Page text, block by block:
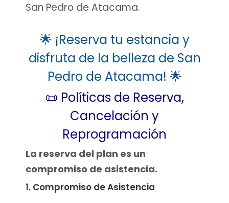
San Pedro de Atacama.
🌟 ¡Reserva tu estancia y
disfruta de la belleza de San
Pedro de Atacama! 🌟
📜 Políticas de Reserva,
Cancelación y
Reprogramación
La reserva del plan es un
compromiso de asistencia.
1. Compromiso de Asistencia